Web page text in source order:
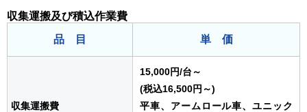
収集運搬及び積込作業費
品 目
単 価
収集運搬費
15,000円/台 ～
(税込16,500円～)
平車、アームロール車、ユニック